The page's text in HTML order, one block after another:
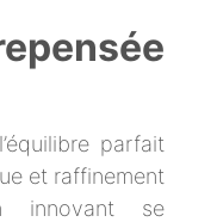
parfait
et raffinement
innovant se